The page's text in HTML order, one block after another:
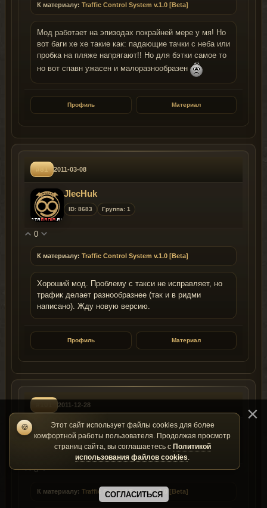
К материалу: Traffic Control System v.1.0 [Beta]
Мод работает на эпизодах покрайней мере у мя! Но
вот баги хе хе такие как: падающие тачки с неба или
пробка на пляже напрягают!! Но для бэтки самое то
но вот спавн ужасен и малоразнообразен
Профиль Материал
#81 2011-03-08
JIecHuk
ID: 8683 Группа: 1
0
К материалу: Traffic Control System v.1.0 [Beta]
Хороший мод. Проблему с такси не исправляет, но
трафик делает разнообразнее (так и в ридми
написано). Жду новую версию.
Профиль Материал
2011-12-28
D
Dushess
ID: 18634 Группа: 1
0
К материалу: Traffic Control System v.1.0 [Beta]
🍪
Этот сайт использует файлы cookies для более
комфортной работы пользователя. Продолжая просмотр
страниц сайта, вы соглашаетесь с Политикой
использования файлов cookies.
СОГЛАСИТЬСЯ